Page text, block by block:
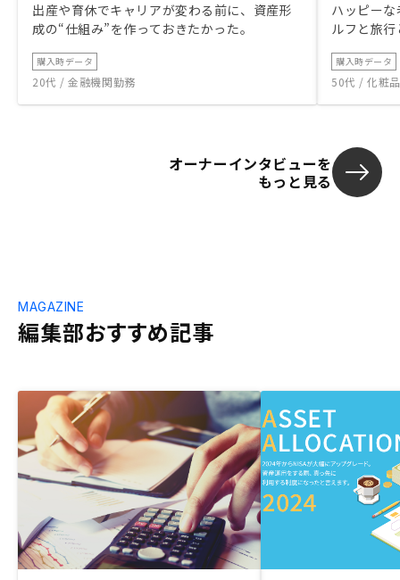
出産や育休でキャリアが変わる前に、資産形
成の“仕組み”を作っておきたかった。
購入時データ
20代 / 金融機関勤務
ハッピー
ルフと旅
購入時データ
50代 / 化粧
オーナーインタビューを
もっと見る
編集部おすすめ記事
MAGAZINE